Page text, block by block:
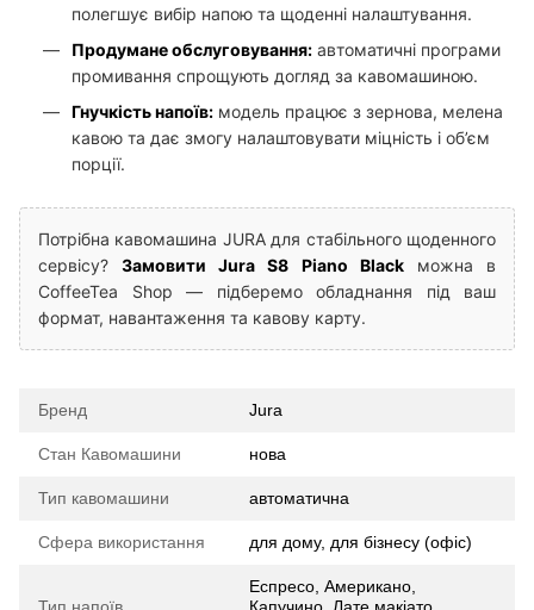
полегшує вибір напою та щоденні налаштування.
Продумане обслуговування: автоматичні програми
промивання спрощують догляд за кавомашиною.
Гнучкість напоїв: модель працює з зернова, мелена
кавою та дає змогу налаштовувати міцність і об’єм
порції.
Потрібна кавомашина JURA для стабільного щоденного
сервісу?Замовити Jura S8 Piano Blackможна в
CoffeeTea Shop — підберемо обладнання під ваш
формат, навантаження та кавову карту.
Бренд Jura
Стан Кавомашини нова
Тип кавомашини автоматична
Сфера використання для дому, для бізнесу (офіс)
Еспресо, Американо,